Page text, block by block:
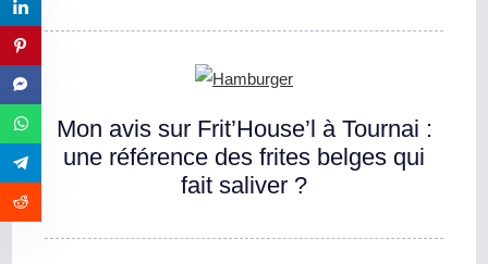
Mon avis sur Frit’House’l à Tournai :
une référence des frites belges qui
fait saliver ?